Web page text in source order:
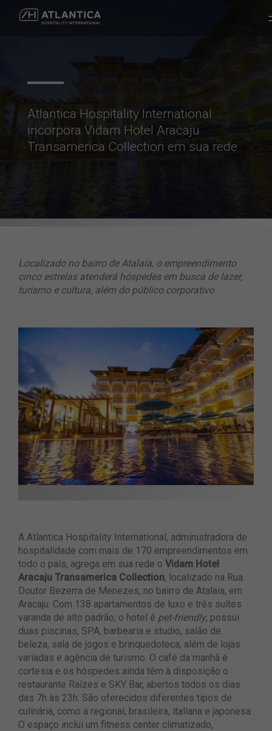
Atlantica Hospitality International
incorpora Vidam Hotel Aracaju
Transamerica Collection em sua rede
Localizado no bairro de Atalaia, o empreendimento
cinco estrelas atenderá hóspedes em busca de lazer,
turismo e cultura, além do público corporativo
A Atlantica Hospitality International, administradora de
hospitalidade com mais de 170 empreendimentos em
todo o país, agrega em sua rede o Vidam Hotel
Aracaju Transamerica Collection, localizado na Rua
Doutor Bezerra de Menezes, no bairro de Atalaia, em
Aracaju. Com 138 apartamentos de luxo e três suítes
varanda de alto padrão, o hotel é pet-friendly, possui
duas piscinas, SPA, barbearia e studio, salão de
beleza, sala de jogos e brinquedoteca, além de lojas
variadas e agência de turismo. O café da manhã é
cortesia e os hóspedes ainda têm à disposição o
restaurante Raízes e SKY Bar, abertos todos os dias
das 7h às 23h. São oferecidos diferentes tipos de
culinária, como a regional, brasileira, italiana e japonesa.
O espaço inclui um fitness center climatizado,